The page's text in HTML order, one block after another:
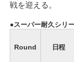
戦を迎える。
スーパー耐久シリ
Round 日程